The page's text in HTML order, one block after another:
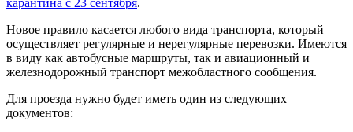
карантина с 23 сентября.
Новое правило касается любого вида транспорта, который
осуществляет регулярные и нерегулярные перевозки. Имеются
в виду как автобусные маршруты, так и авиационный и
железнодорожный транспорт межобластного сообщения.
Для проезда нужно будет иметь один из следующих
документов: